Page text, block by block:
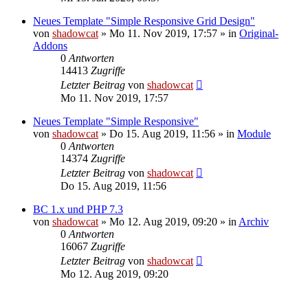
Neues Template "Simple Responsive Grid Design"
von shadowcat » Mo 11. Nov 2019, 17:57 » in Original-
Addons
0 Antworten
14413 Zugriffe
Letzter Beitrag von shadowcat
Mo 11. Nov 2019, 17:57
Neues Template "Simple Responsive"
von shadowcat » Do 15. Aug 2019, 11:56 » in Module
0 Antworten
14374 Zugriffe
Letzter Beitrag von shadowcat
Do 15. Aug 2019, 11:56
BC 1.x und PHP 7.3
von shadowcat » Mo 12. Aug 2019, 09:20 » in Archiv
0 Antworten
16067 Zugriffe
Letzter Beitrag von shadowcat
Mo 12. Aug 2019, 09:20